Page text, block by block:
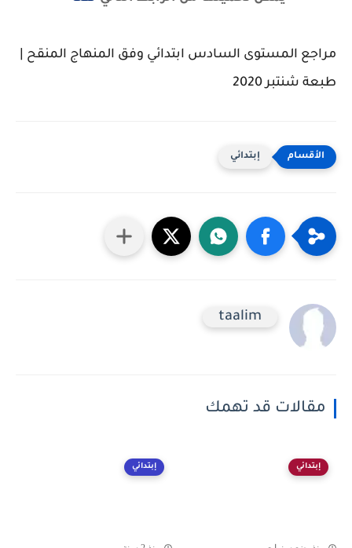
مراجع المستوى السادس ابتدائي وفق المنهاج المنقح |
طبعة شنتبر 2020
إبتدائي
taalim
مقالات قد تهمك
إبتدائي إبتدائي